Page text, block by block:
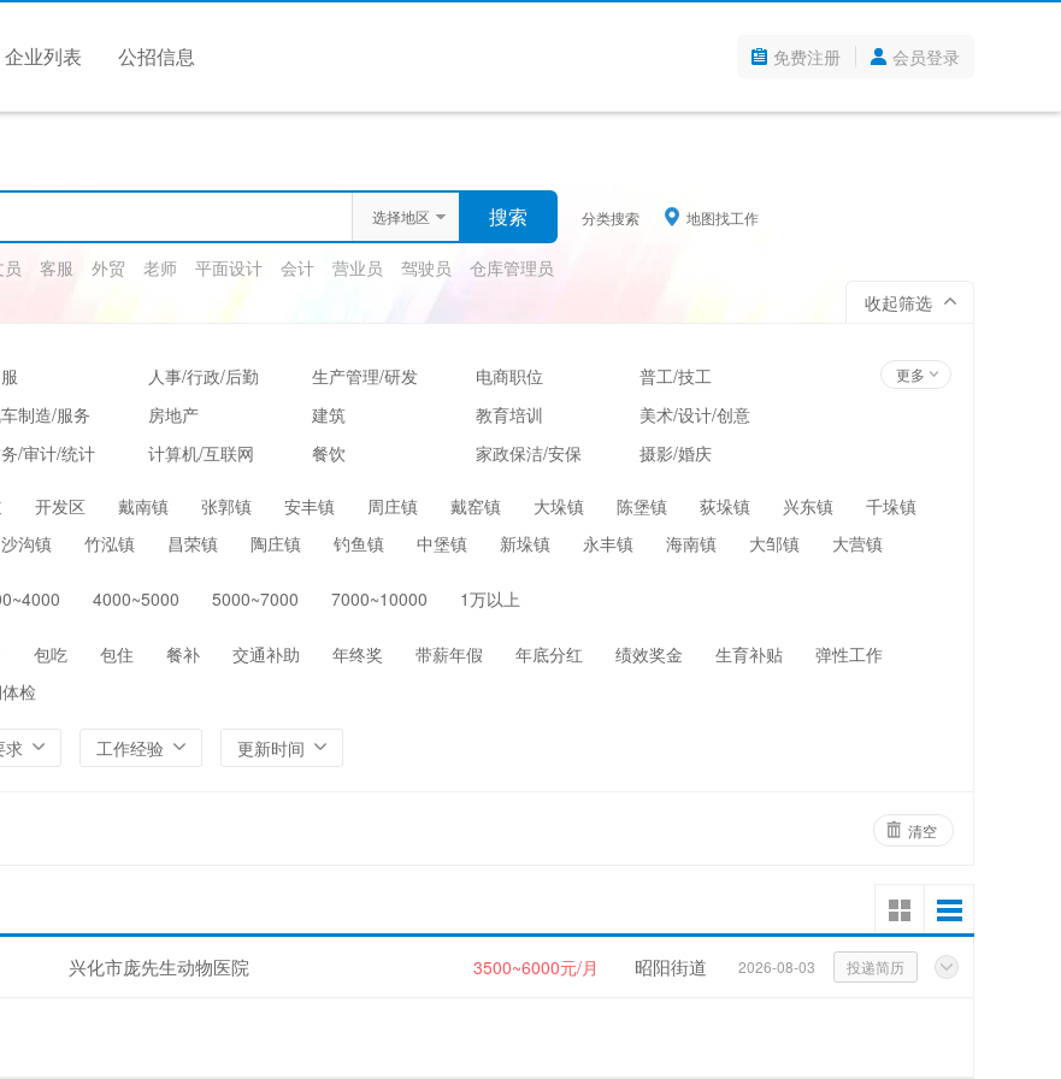
企业列表 公招信息 免费注册 会员登录
选择地区
分类搜索 地图找工作
员 客服 外贸 老师 平面设计 会计 营业员 驾驶员
仓库管理员
收起筛选
人事/行政/后勤 生产管理/研发 电商职位
普工/技工
制造/服务 房地产 建筑 教育培训
美术/设计/创意
/审计/统计 计算机/互联网 餐饮 家政保洁/安保
摄影/婚庆
装/纺织/食品 质控/安防 电子/电气 法律
农/林/牧/渔业 其他
更多
开发区 戴南镇 张郭镇 安丰镇 周庄镇 戴窑镇 大垛镇 陈堡镇 荻垛镇 兴东镇
千垛镇
沙沟镇 竹泓镇 昌荣镇 陶庄镇 钓鱼镇 中堡镇 新垛镇 永丰镇 海南镇 大邹镇 大营镇
4000~5000 5000~7000 7000~10000 1万以上
包吃 包住 餐补 交通补助 年终奖 带薪年假 年底分红 绩效奖金 生育补贴
弹性工作
检
求 工作经验 更新时间
清空
兴化市庞先生动物医院 3500~6000元/月 昭阳街道 2026-08-03 投递简历